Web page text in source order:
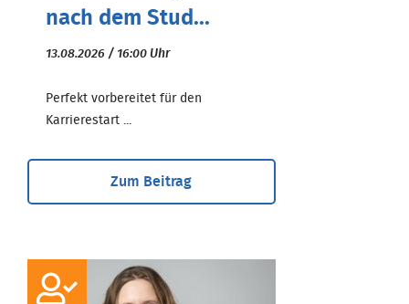
nach dem Stud...
13.08.2026 / 16:00 Uhr
Perfekt vorbereitet für den
Karrierestart ...
Zum Beitrag